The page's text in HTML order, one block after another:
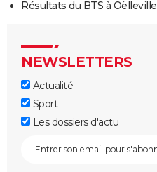
Résultats du BTS à Oëlleville
NEWSLETTERS
Actualité
Sport
Les dossiers d'actu